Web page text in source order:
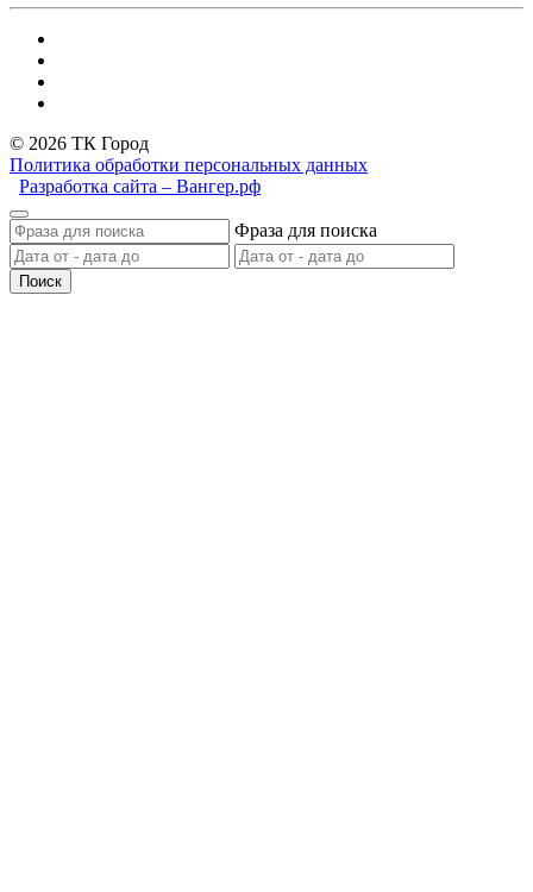
© 2026 ТК Город
Политика обработки персональных данных
Разработка сайта – Вангер.рф
Фраза для поиска
Поиск